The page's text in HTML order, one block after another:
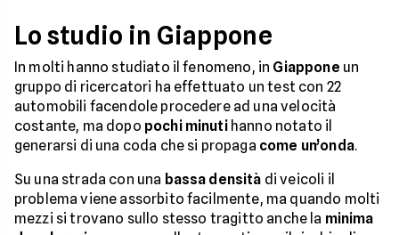
Lo studio in Giappone
In molti hanno studiato il fenomeno, in Giappone un
gruppo di ricercatori ha effettuato un test con 22
automobili facendole procedere ad una velocità
costante, ma dopo pochi minutihanno notato il
generarsi di una coda che si propaga come un’onda.
Su una strada con una bassa densità di veicoli il
problema viene assorbito facilmente, ma quando molti
mezzi si trovano sullo stesso tragitto anche la minima